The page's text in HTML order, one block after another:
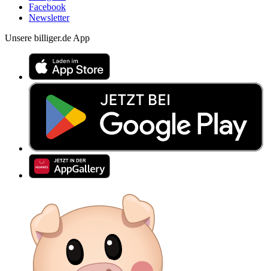
Facebook
Newsletter
Unsere billiger.de App